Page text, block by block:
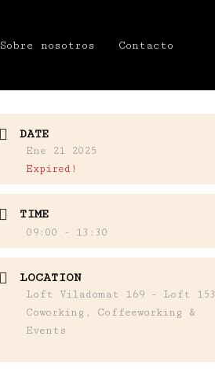
Sobre nosotros Contacto
DATE
Ene 21 2025
Expired!
TIME
09:00 - 13:30
LOCATION
Loft Viladomat 169 - Loft 153
Coworking, Coffeeworking &
Events